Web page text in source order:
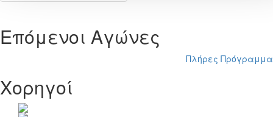
Επόμενοι Αγώνες
Πλήρες Πρόγραμμα
Χορηγοί